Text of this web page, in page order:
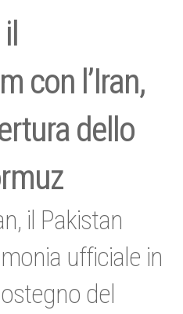
con l’Iran,
dello
il Pakistan
ufficiale in
del